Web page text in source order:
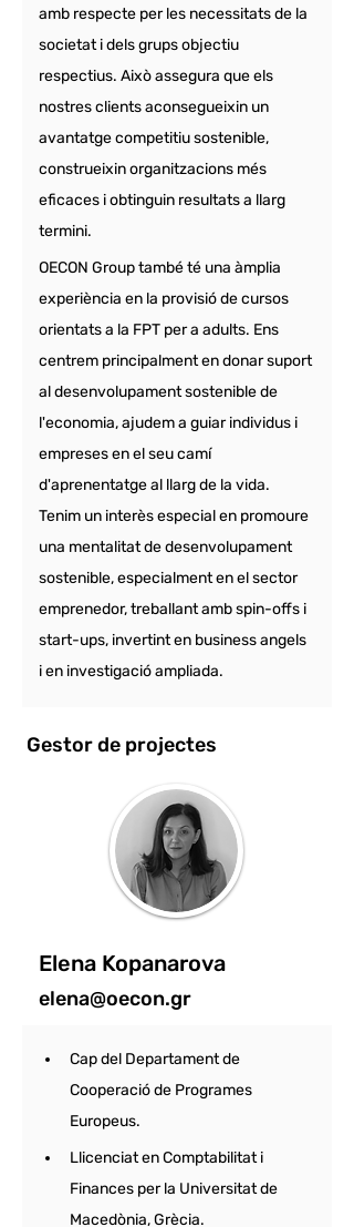
amb respecte per les necessitats de la
societat i dels grups objectiu
respectius. Això assegura que els
nostres clients aconsegueixin un
avantatge competitiu sostenible,
construeixin organitzacions més
eficaces i obtinguin resultats a llarg
termini.
OECON Group també té una àmplia
experiència en la provisió de cursos
orientats a la FPT per a adults. Ens
centrem principalment en donar suport
al desenvolupament sostenible de
l'economia, ajudem a guiar individus i
empreses en el seu camí
d'aprenentatge al llarg de la vida.
Tenim un interès especial en promoure
una mentalitat de desenvolupament
sostenible, especialment en el sector
emprenedor, treballant amb spin-offs i
start-ups, invertint en business angels
i en investigació ampliada.
Gestor de projectes
Elena Kopanarova
elena@oecon.gr
Cap del Departament de
Cooperació de Programes
Europeus.
Llicenciat en Comptabilitat i
Finances per la Universitat de
Macedònia, Grècia.